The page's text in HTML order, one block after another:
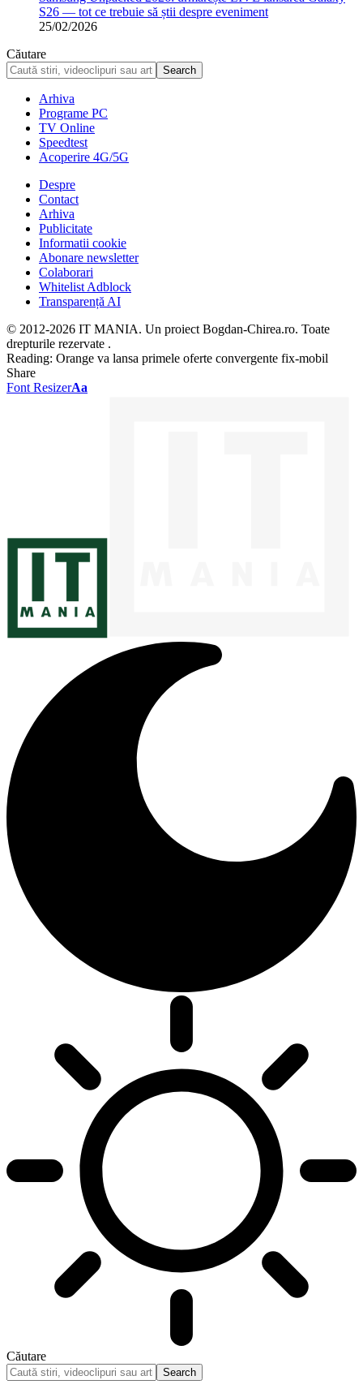
S26 — tot ce trebuie să știi despre eveniment
25/02/2026
Căutare
Arhiva
Programe PC
TV Online
Speedtest
Acoperire 4G/5G
Despre
Contact
Arhiva
Publicitate
Informatii cookie
Abonare newsletter
Colaborari
Whitelist Adblock
Transparență AI
© 2012-2026 IT MANIA. Un proiect Bogdan-Chirea.ro. Toate
drepturile rezervate .
Reading: Orange va lansa primele oferte convergente fix-mobil
Share
Font ResizerAa
Căutare